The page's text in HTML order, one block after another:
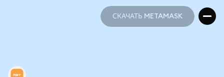
СКАЧАТЬ METAMASK